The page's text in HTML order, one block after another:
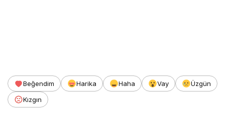
Beğendim Harika Haha Vay
Üzgün
Kızgın